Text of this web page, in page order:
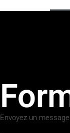
Envoyez un message